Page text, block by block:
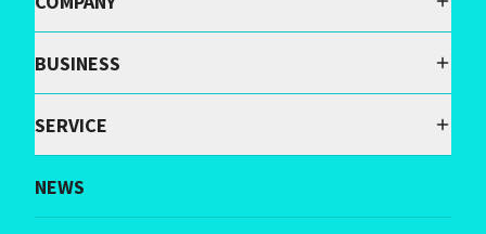
BUSINESS
SERVICE
NEWS